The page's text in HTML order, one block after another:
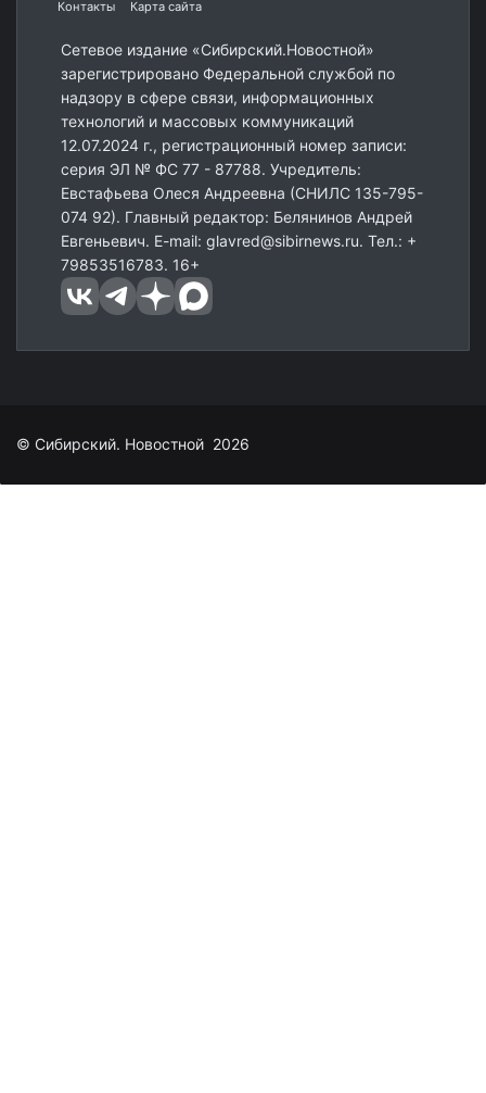
Контакты Карта сайта
Сетевое издание «Сибирский.Новостной»
зарегистрировано Федеральной службой по
надзору в сфере связи, информационных
технологий и массовых коммуникаций
12.07.2024 г., регистрационный номер записи:
серия ЭЛ № ФС 77 - 87788. Учредитель:
Евстафьева Олеся Андреевна (СНИЛС 135-795-
074 92). Главный редактор: Белянинов Андрей
Евгеньевич. E-mail: glavred@sibirnews.ru. Тел.: +
79853516783. 16+
© Сибирский. Новостной 2026